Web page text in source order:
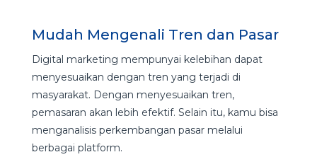
Mudah Mengenali Tren dan Pasar
Digital marketing mempunyai kelebihan dapat
menyesuaikan dengan tren yang terjadi di
masyarakat. Dengan menyesuaikan tren,
pemasaran akan lebih efektif. Selain itu, kamu bisa
menganalisis perkembangan pasar melalui
berbagai platform.